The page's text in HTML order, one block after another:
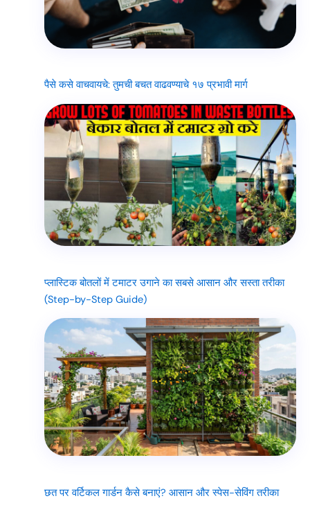
पैसे कसे वाचवायचे: तुमची बचत वाढवण्याचे १७ प्रभावी मार्ग
प्लास्टिक बोतलों में टमाटर उगाने का सबसे आसान और सस्ता तरीका
(Step-by-Step Guide)
छत पर वर्टिकल गार्डन कैसे बनाएं? आसान और स्पेस-सेविंग तरीका